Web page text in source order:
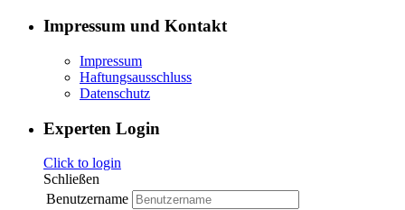
Impressum und Kontakt
Impressum
Haftungsausschluss
Datenschutz
Experten Login
Click to login
Schließen
Benutzername